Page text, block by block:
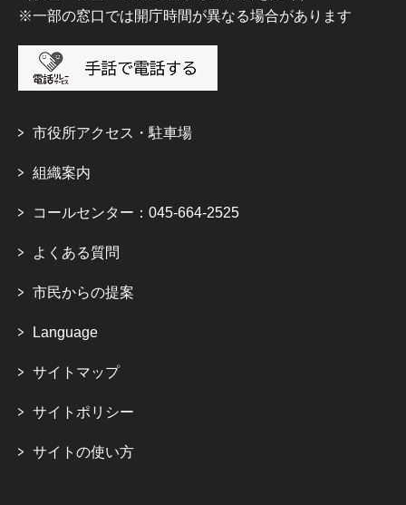
※一部の窓口では開庁時間が異なる場合があります
市役所アクセス・駐車場
組織案内
コールセンター：045-664-2525
よくある質問
市民からの提案
Language
サイトマップ
サイトポリシー
サイトの使い方